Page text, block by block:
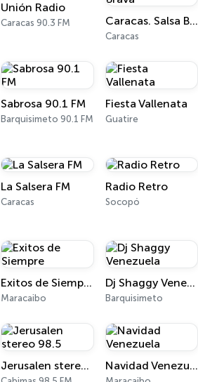
Unión Radio
Caracas 90.3 FM Caracas. Salsa Brava
Caracas
Sabrosa 90.1 FM
Barquisimeto 90.1 FM
Fiesta Vallenata
Guatire
La Salsera FM
Caracas
Radio Retro
Socopó
Exitos de Siempre
Maracaibo
Dj Shaggy Venezuela
Barquisimeto
Jerusalen stereo 98.5 Navidad Venezuela